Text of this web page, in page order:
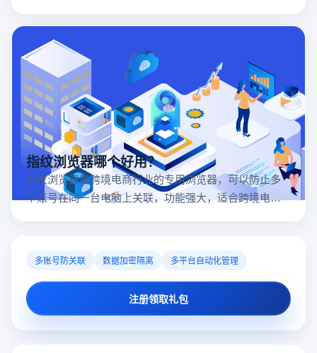
指纹浏览器哪个好用？
指纹浏览器是跨境电商行业的专用浏览器，可以防止多
个账号在同一台电脑上关联，功能强大，适合跨境电商
多账号防关联 数据加密隔离 多平台自动化管理
注册领取礼包